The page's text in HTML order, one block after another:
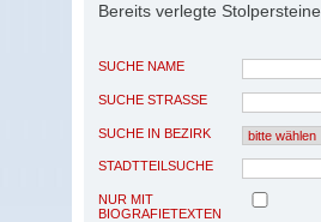
Bereits verlegte Stolpersteine
SUCHE NAME
SUCHE STRASSE
SUCHE IN BEZIRK
STADTTEILSUCHE
NUR MIT
BIOGRAFIETEXTEN